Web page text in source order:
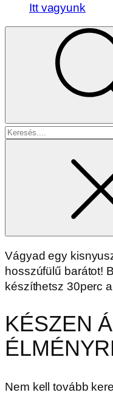
Itt vagyunk
Search
Vágyad egy
hosszúfülű barátot!
készíthetsz 30perc
KÉSZEN
Nem kell tovább